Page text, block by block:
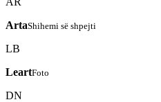
ArtaShihemi së shpejti
LB
LeartFoto
DN